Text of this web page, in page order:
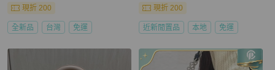
現折 200
全新品 台灣 免運
現折 200
近新閒置品 本地 免運